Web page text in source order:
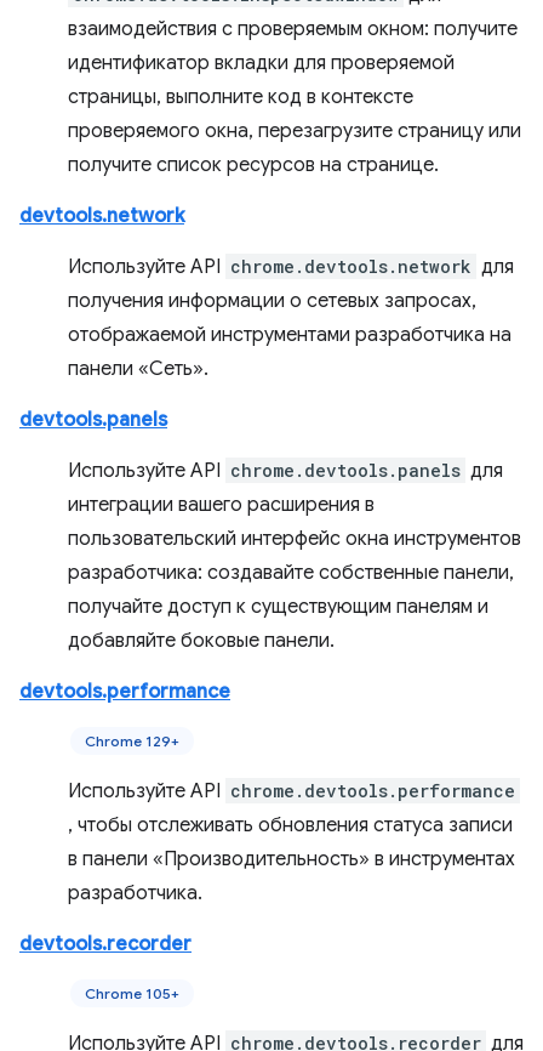
взаимодействия с проверяемым окном: получите
идентификатор вкладки для проверяемой
страницы, выполните код в контексте
проверяемого окна, перезагрузите страницу или
получите список ресурсов на странице.
devtools.network
Используйте API chrome.devtools.network для
получения информации о сетевых запросах,
отображаемой инструментами разработчика на
панели «Сеть».
devtools.panels
Используйте API chrome.devtools.panels для
интеграции вашего расширения в
пользовательский интерфейс окна инструментов
разработчика: создавайте собственные панели,
получайте доступ к существующим панелям и
добавляйте боковые панели.
devtools.performance
Chrome 129+
Используйте API chrome.devtools.performance
, чтобы отслеживать обновления статуса записи
в панели «Производительность» в инструментах
разработчика.
devtools.recorder
Chrome 105+
Используйте API chrome.devtools.recorder для